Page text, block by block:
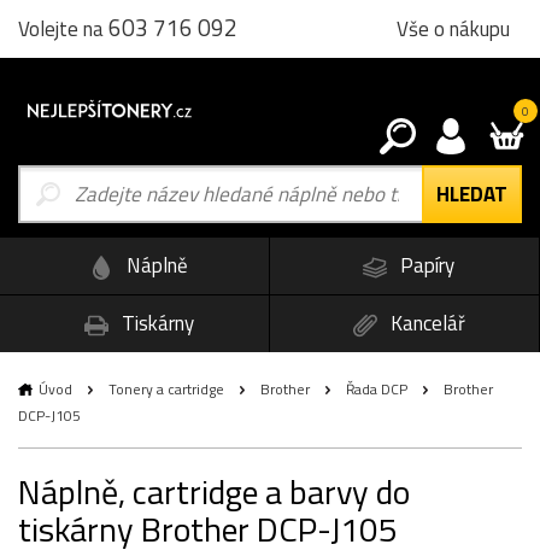
Volejte na603 716 092 Vše o nákupu
0
Náplně
Papíry
Tiskárny
Kancelář
Úvod Tonery a cartridge Brother Řada DCP
Brother
DCP-J105
Náplně, cartridge a barvy do
tiskárny Brother DCP-J105